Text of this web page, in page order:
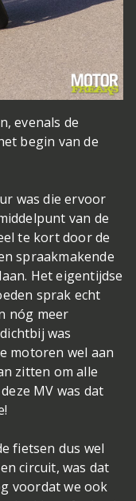
evenals de
begin van de
was die ervoor
van de
te kort door de
spraakmakende
Het eigentijdse
sprak echt
nóg meer
was
motoren wel aan
zitten om alle
MV was dat
fietsen dus wel
circuit, was dat
voordat we ook